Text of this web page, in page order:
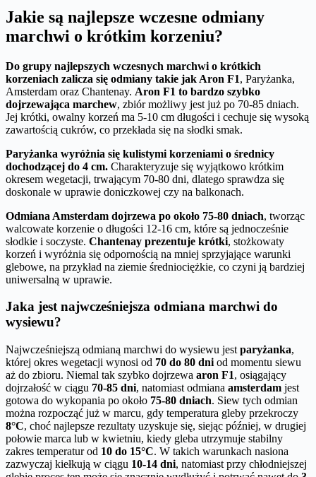
Jakie są najlepsze wczesne odmiany
marchwi o krótkim korzeniu?
Do grupy najlepszych wczesnych marchwi o krótkich
korzeniach zalicza się odmiany takie jak Aron F1, Paryżanka,
Amsterdam oraz Chantenay. Aron F1 to bardzo szybko
dojrzewająca marchew, zbiór możliwy jest już po 70-85 dniach.
Jej krótki, owalny korzeń ma 5-10 cm długości i cechuje się wysoką
zawartością cukrów, co przekłada się na słodki smak.
Paryżanka wyróżnia się kulistymi korzeniami o średnicy
dochodzącej do 4 cm. Charakteryzuje się wyjątkowo krótkim
okresem wegetacji, trwającym 70-80 dni, dlatego sprawdza się
doskonale w uprawie doniczkowej czy na balkonach.
Odmiana Amsterdam dojrzewa po około 75-80 dniach, tworząc
walcowate korzenie o długości 12-16 cm, które są jednocześnie
słodkie i soczyste. Chantenay prezentuje krótki, stożkowaty
korzeń i wyróżnia się odpornością na mniej sprzyjające warunki
glebowe, na przykład na ziemie średniociężkie, co czyni ją bardziej
uniwersalną w uprawie.
Jaka jest najwcześniejsza odmiana marchwi do
wysiewu?
Najwcześniejszą odmianą marchwi do wysiewu jest paryżanka,
której okres wegetacji wynosi od 70 do 80 dni od momentu siewu
aż do zbioru. Niemal tak szybko dojrzewa aron F1, osiągający
dojrzałość w ciągu 70-85 dni, natomiast odmiana amsterdam jest
gotowa do wykopania po około 75-80 dniach. Siew tych odmian
można rozpocząć już w marcu, gdy temperatura gleby przekroczy
8°C, choć najlepsze rezultaty uzyskuje się, siejąc później, w drugiej
połowie marca lub w kwietniu, kiedy gleba utrzymuje stabilny
zakres temperatur od 10 do 15°C. W takich warunkach nasiona
zazwyczaj kiełkują w ciągu 10-14 dni, natomiast przy chłodniejszej